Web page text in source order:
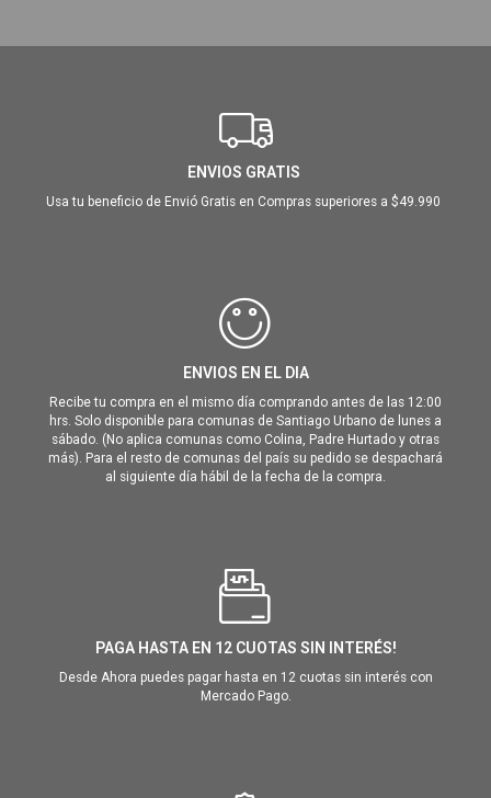
ENVIOS GRATIS
Usa tu beneficio de Envió Gratis en Compras superiores a $49.990
ENVIOS EN EL DIA
Recibe tu compra en el mismo día comprando antes de las 12:00
hrs. Solo disponible para comunas de Santiago Urbano de lunes a
sábado. (No aplica comunas como Colina, Padre Hurtado y otras
más). Para el resto de comunas del país su pedido se despachará
al siguiente día hábil de la fecha de la compra.
PAGA HASTA EN 12 CUOTAS SIN INTERÉS!
Desde Ahora puedes pagar hasta en 12 cuotas sin interés con
Mercado Pago.